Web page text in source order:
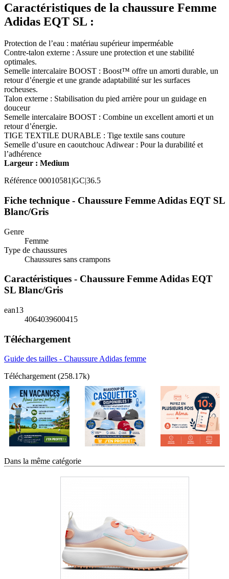
Caractéristiques de la chaussure Femme
Adidas EQT SL :
Protection de l’eau : matériau supérieur imperméable
Contre-talon externe : Assure une protection et une stabilité
optimales.
Semelle intercalaire BOOST : Boost™ offre un amorti durable, un
retour d’énergie et une grande adaptabilité sur les surfaces
rocheuses.
Talon externe : Stabilisation du pied arrière pour un guidage en
douceur
Semelle intercalaire BOOST : Combine un excellent amorti et un
retour d’énergie.
TIGE TEXTILE DURABLE : Tige textile sans couture
Semelle d’usure en caoutchouc Adiwear : Pour la durabilité et
l’adhérence
Largeur : Medium
Référence 00010581|GC|36.5
Fiche technique - Chaussure Femme Adidas EQT SL
Blanc/Gris
Genre
Femme
Type de chaussures
Chaussures sans crampons
Caractéristiques - Chaussure Femme Adidas EQT
SL Blanc/Gris
ean13
4064039600415
Téléchargement
Guide des tailles - Chaussure Adidas femme
Téléchargement (258.17k)
Dans la même catégorie